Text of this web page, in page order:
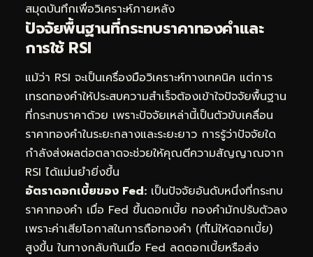
สมุดบันทึกเพื่อวิเคราะห์ภายหลัง
ปัจจัยพื้นฐานที่กระทบราคาทองคำและ
การใช้ RSI
แม้ว่า RSI จะเป็นเครื่องมือวิเคราะห์ทางเทคนิค แต่การ
เทรดทองคำให้ประสบความสำเร็จต้องเข้าใจปัจจัยพื้นฐาน
ที่กระทบราคาด้วย เพราะปัจจัยเหล่านี้เป็นตัวขับเคลื่อน
ราคาทองคำในระยะกลางและระยะยาว การรู้ว่าปัจจัยใด
กำลังส่งผลต่อตลาดจะช่วยให้คุณตีความสัญญาณจาก
RSI ได้แม่นยำยิ่งขึ้น
อัตราดอกเบี้ยของ Fed: เป็นปัจจัยอันดับหนึ่งที่กระทบ
ราคาทองคำ เมื่อ Fed ขึ้นดอกเบี้ย ทองคำมักปรับตัวลง
เพราะค่าเสียโอกาสในการถือทองคำ (ที่ไม่ให้ดอกเบี้ย)
สูงขึ้น ในทางกลับกันเมื่อ Fed ลดดอกเบี้ยหรือส่ง